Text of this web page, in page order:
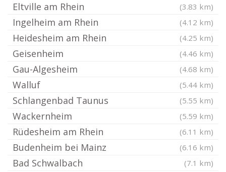
Eltville am Rhein (3.83 km)
Ingelheim am Rhein (4.12 km)
Heidesheim am Rhein (4.25 km)
Geisenheim (4.46 km)
Gau-Algesheim (4.68 km)
Walluf (5.44 km)
Schlangenbad Taunus (5.55 km)
Wackernheim (5.59 km)
Rüdesheim am Rhein (6.11 km)
Budenheim bei Mainz (6.16 km)
Bad Schwalbach (7.1 km)